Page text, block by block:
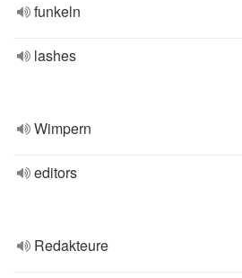
funkeln
lashes
Wimpern
editors
Redakteure